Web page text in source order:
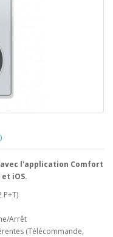
l'application Comfort
iOS.
Arrêt
(Télécommande,